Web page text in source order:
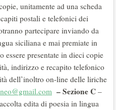
unitamente ad una scheda
postali e telefonici dei
partecipare inviando da
siciliana e mai premiate in
presentate in dieci copie
indirizzo e recapito telefonico
dell’inoltro on-line delle liriche
– Sezione C –
edita di poesia in lingua